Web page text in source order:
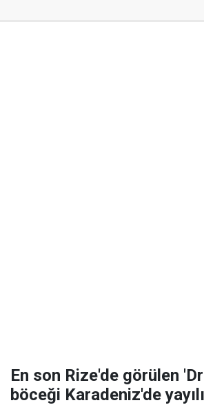
En son Rize'de görülen
böceği Karadeniz'de